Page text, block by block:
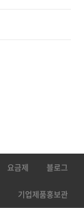
요금제 블로그
기업제품홍보관